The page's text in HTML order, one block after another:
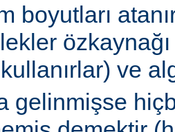
boyutları
ve
gelinmişse